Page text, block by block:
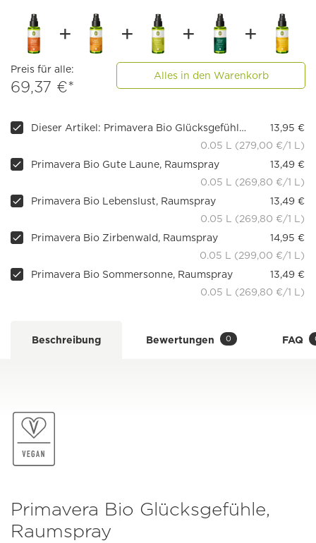
Preis für alle:
69,37 €*
Alles in den Warenkorb
Dieser Artikel: Primavera Bio Glücksgefühle, Raumspray
13,95 €
0.05 L (279,00 €/1 L)
Primavera Bio Gute Laune, Raumspray
13,49 €
0.05 L (269,80 €/1 L)
Primavera Bio Lebenslust, Raumspray
13,49 €
0.05 L (269,80 €/1 L)
Primavera Bio Zirbenwald, Raumspray
14,95 €
0.05 L (299,00 €/1 L)
Primavera Bio Sommersonne, Raumspray
13,49 €
0.05 L (269,80 €/1 L)
Beschreibung Bewertungen 0 FAQ
Primavera Bio Glücksgefühle,
Raumspray